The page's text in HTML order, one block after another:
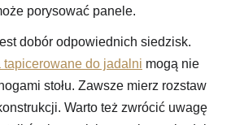
porysować panele.
dobór odpowiednich siedzisk.
tapicerowane do jadalni mogą nie
stołu. Zawsze mierz rozstaw
Warto też zwrócić uwagę